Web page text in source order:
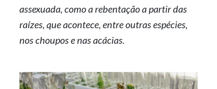
assexuada, como a rebentação a partir das
raízes, que acontece, entre outras espécies,
nos choupos e nas acácias.